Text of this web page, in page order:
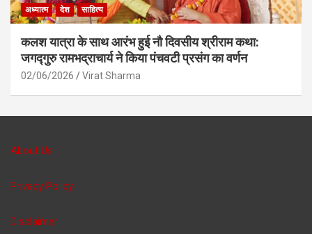
अध्यात्म
देश साहित्य
कलश यात्रा के साथ आरंभ हुई नौ दिवसीय श्रीराम कथा:
जगद्गुरु रामभद्राचार्य ने किया पंचवटी प्रसंग का वर्णन
02/06/2026 Virat Sharma
About Us
Privacy Policy
Disclaimer